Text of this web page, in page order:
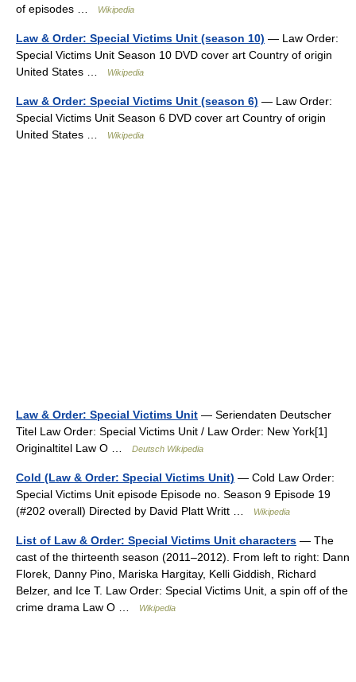
of episodes …
Wikipedia
Law & Order: Special Victims Unit (season 10) — Law Order:
Special Victims Unit Season 10 DVD cover art Country of origin
United States …
Wikipedia
Law & Order: Special Victims Unit (season 6) — Law Order:
Special Victims Unit Season 6 DVD cover art Country of origin
United States …
Wikipedia
Law & Order: Special Victims Unit — Seriendaten Deutscher
Titel Law Order: Special Victims Unit / Law Order: New York[1]
Originaltitel Law O …
Deutsch Wikipedia
Cold (Law & Order: Special Victims Unit) — Cold Law Order:
Special Victims Unit episode Episode no. Season 9 Episode 19
(#202 overall) Directed by David Platt Writt …
Wikipedia
List of Law & Order: Special Victims Unit characters — The
cast of the thirteenth season (2011–2012). From left to right: Dann
Florek, Danny Pino, Mariska Hargitay, Kelli Giddish, Richard
Belzer, and Ice T. Law Order: Special Victims Unit, a spin off of the
crime drama Law O …
Wikipedia